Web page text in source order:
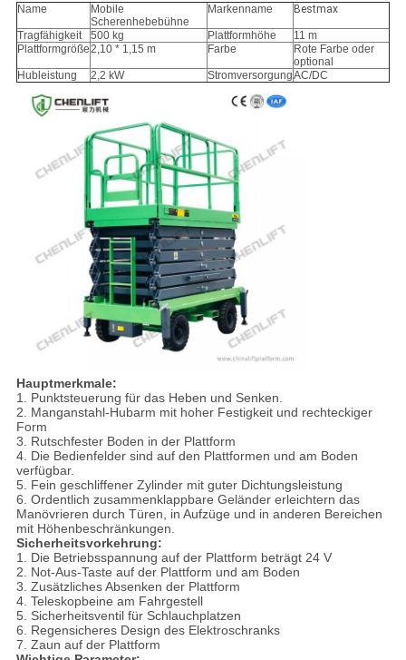
Name
Mobile
Scherenhebebühne
Markenname Bestmax
Tragfähigkeit 500 kg Plattformhöhe
11 m
Plattformgröße2,10 * 1,15 m Farbe
Rote Farbe oder
optional
Hubleistung
2,2 kW StromversorgungAC/DC
Hauptmerkmale:
1. Punktsteuerung für das Heben und Senken.
2. Manganstahl-Hubarm mit hoher Festigkeit und rechteckiger
Form
3. Rutschfester Boden in der Plattform
4. Die Bedienfelder sind auf den Plattformen und am Boden
verfügbar.
5. Fein geschliffener Zylinder mit guter Dichtungsleistung
6. Ordentlich zusammenklappbare Geländer erleichtern das
Manövrieren durch Türen, in Aufzüge und in anderen Bereichen
mit Höhenbeschränkungen.
Sicherheitsvorkehrung:
1. Die Betriebsspannung auf der Plattform beträgt 24 V
2. Not-Aus-Taste auf der Plattform und am Boden
3. Zusätzliches Absenken der Plattform
4. Teleskopbeine am Fahrgestell
5. Sicherheitsventil für Schlauchplatzen
6. Regensicheres Design des Elektroschranks
7. Zaun auf der Plattform